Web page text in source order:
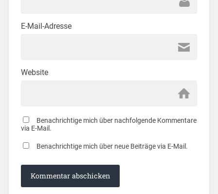
E-Mail-Adresse
Website
Benachrichtige mich über nachfolgende Kommentare
via E-Mail.
Benachrichtige mich über neue Beiträge via E-Mail.